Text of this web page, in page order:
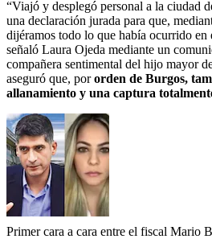
“Viajó y desplegó personal a la ciudad
una declaración jurada para que,
dijéramos todo lo que había ocurrido
señaló Laura Ojeda mediante un
compañera sentimental del hijo mayor
aseguró que, pororden de Burgos,
allanamiento y una captura
Primer cara a cara entre el fiscal Mario